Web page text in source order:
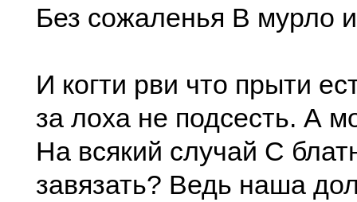
Без сожаленья В мурло
И когти рви что прыти
за лоха не подсесть. А
На всякий случай С
завязать? Ведь наша